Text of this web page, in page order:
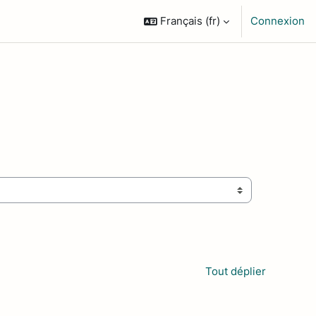
Français ‎(fr)‎ Connexion
Tout déplier